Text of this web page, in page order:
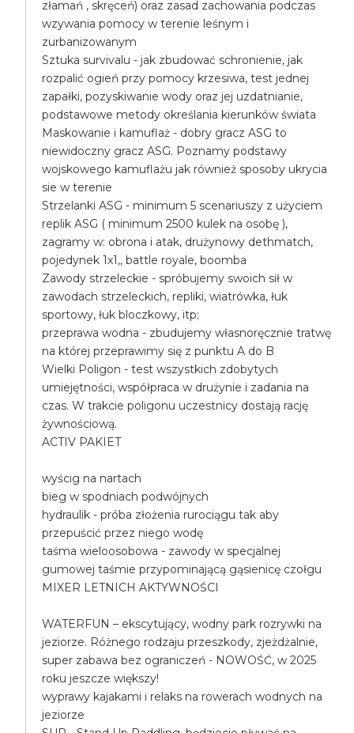
złamań , skręceń) oraz zasad zachowania podczas
wzywania pomocy w terenie leśnym i
zurbanizowanym
Sztuka survivalu - jak zbudować schronienie, jak
rozpalić ogień przy pomocy krzesiwa, test jednej
zapałki, pozyskiwanie wody oraz jej uzdatnianie,
podstawowe metody określania kierunków świata
Maskowanie i kamuflaż - dobry gracz ASG to
niewidoczny gracz ASG. Poznamy podstawy
wojskowego kamuflażu jak również sposoby ukrycia
sie w terenie
Strzelanki ASG - minimum 5 scenariuszy z użyciem
replik ASG ( minimum 2500 kulek na osobę ),
zagramy w: obrona i atak, drużynowy dethmatch,
pojedynek 1x1,, battle royale, boomba
Zawody strzeleckie - spróbujemy swoich sił w
zawodach strzeleckich, repliki, wiatrówka, łuk
sportowy, łuk bloczkowy, itp;
przeprawa wodna - zbudujemy własnoręcznie tratwę
na której przeprawimy się z punktu A do B
Wielki Poligon - test wszystkich zdobytych
umiejętności, współpraca w drużynie i zadania na
czas. W trakcie poligonu uczestnicy dostają rację
żywnościową.
ACTIV PAKIET
wyścig na nartach
bieg w spodniach podwójnych
hydraulik - próba złożenia rurociągu tak aby
przepuścić przez niego wodę
taśma wieloosobowa - zawody w specjalnej
gumowej taśmie przypominającą gąsienicę czołgu
MIXER LETNICH AKTYWNOŚCI
WATERFUN – ekscytujący, wodny park rozrywki na
jeziorze. Różnego rodzaju przeszkody, zjeżdżalnie,
super zabawa bez ograniczeń - NOWOŚĆ, w 2025
roku jeszcze większy!
wyprawy kajakami i relaks na rowerach wodnych na
jeziorze